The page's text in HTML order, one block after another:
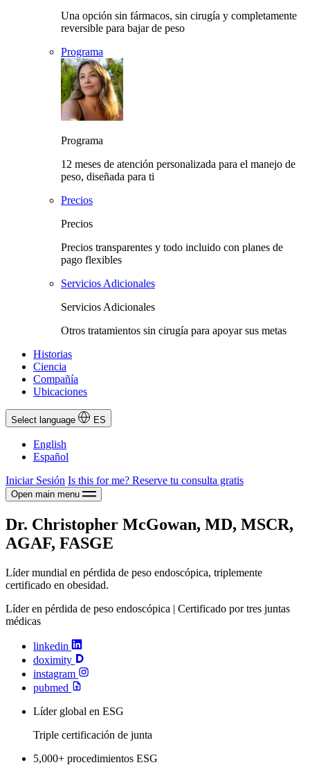
Una opción sin fármacos, sin cirugía y completamente
reversible para bajar de peso
Programa
Programa
12 meses de atención personalizada para el manejo de
peso, diseñada para ti
Precios
Precios
Precios transparentes y todo incluido con planes de
pago flexibles
Servicios Adicionales
Servicios Adicionales
Otros tratamientos sin cirugía para apoyar sus metas
Historias
Ciencia
Compañía
Ubicaciones
Select language ES
English
Español
Iniciar Sesión Is this for me? Reserve tu consulta gratis
Open main menu
Dr. Christopher McGowan, MD, MSCR,
AGAF, FASGE
Líder mundial en pérdida de peso endoscópica, triplemente
certificado en obesidad.
Líder en pérdida de peso endoscópica | Certificado por tres juntas
médicas
linkedin
doximity
instagram
pubmed
Líder global en ESG
Triple certificación de junta
5,000+ procedimientos ESG